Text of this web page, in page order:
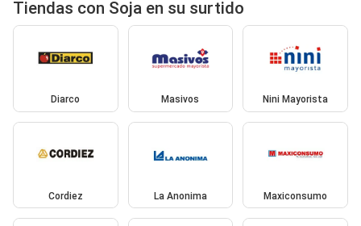
Tiendas con Soja en su surtido
Diarco Masivos Nini Mayorista
Cordiez La Anonima Maxiconsumo